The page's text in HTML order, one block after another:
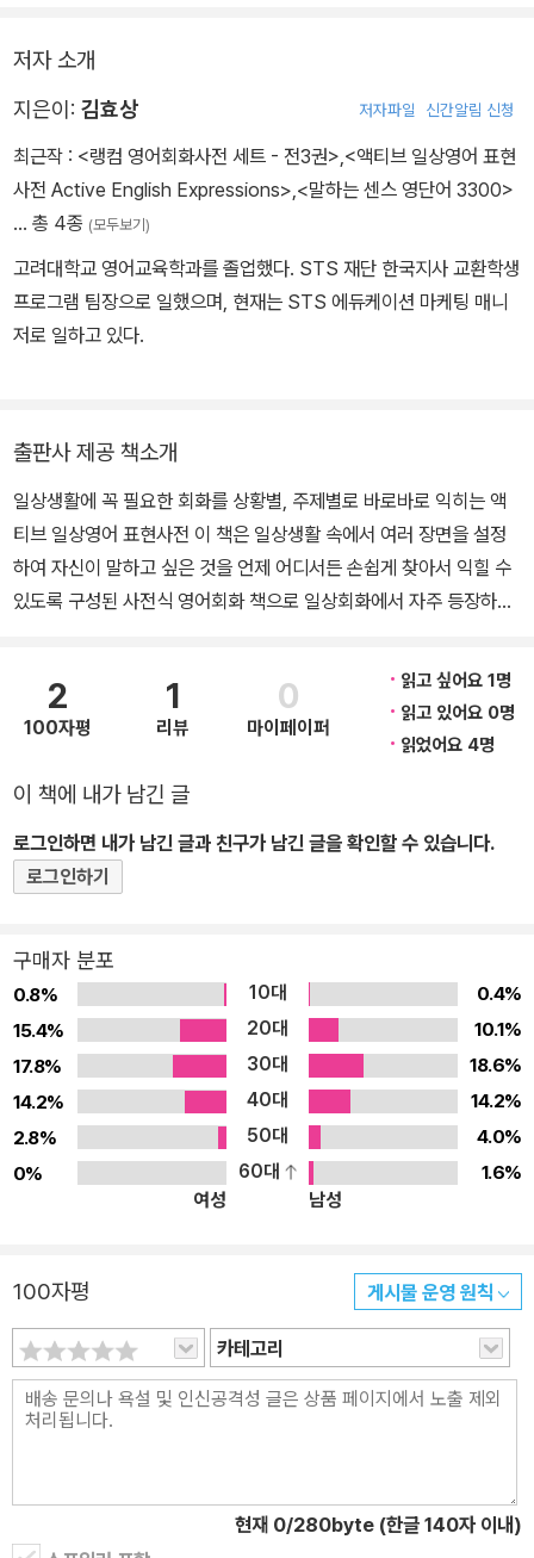
저자 소개
지은이: 김효상 저자파일 신간알림 신청
최근작 : <랭컴 영어회화사전 세트 - 전3권>,<액티브 일상영어 표현
사전 Active English Expressions>,<말하는 센스 영단어 3300>
… 총 4종 (모두보기)
고려대학교 영어교육학과를 졸업했다. STS 재단 한국지사 교환학생
프로그램 팀장으로 일했으며, 현재는 STS 에듀케이션 마케팅 매니
저로 일하고 있다.
출판사 제공 책소개
일상생활에 꼭 필요한 회화를 상황별, 주제별로 바로바로 익히는 액
티브 일상영어 표현사전 이 책은 일상생활 속에서 여러 장면을 설정
하여 자신이 말하고 싶은 것을 언제 어디서든 손쉽게 찾아서 익힐 수
있도록 구성된 사전식 영어회화 책으로 일상회화에서 자주 등장하고
록 구성하였습니다. 알고자 하는 항목을 찾아가면, 그에 해당하는 필
수적인 회화가 상황의 흐름에 따라 구성되어 있으므로 내용을 따라
읽어가는 것만으로 영어에 대한 감각이 자연스럽게 생겨날 수 있습니
니다. 일상생활 속에서 여러 장면을 설정하여 자신이 말하고 싶은 것
을 언제 어디서든 손쉽게 찾아서 익힐 수 있도록 구성된 사전식 영어
회화 책으로 일상회화에서 자주 등장하고 실제로 많이 쓰이는 일반적
인 표현을 상황별, 주제별로 익힐 수 있도록 하였습니다. 2. 누구나 쉽
충실하게 선별하여 수록하였고, 독자들이 상대방이나 상황의 자연스
런 흐름을 예상하면서 부드럽게 읽어나갈 수 있도록 구성하였습니다.
결국에는 영어로는 "이렇게 말하면 되겠구나!"하는 감각이 생겨나면
서 마음대로 활용할 수 있는 능력을 배양하는 데 중점을 두었습니다.
3. 사용 빈도가 높은 표현만을 엄선하였습니다. 외국인을 만났을 때
사용 빈도가 가장 높은 표현만을 엄선하여 그런 것들을 "영어로 어떻
게 말해야 하는가?"에 중점을 두었습니다. 4. 자신의 표현력을 기릅
니다. 일상적인 상황표현만을 암기하는 것만으로는 자신을 표현하는
때문에 외국인과 만나서 사귈 때 필요한 표현을 상세하게 수록하였습
니다. 예를 들면 "상대방에 대한 배려, 자신의 관심" 또는 "선호를 말
하는 요령", "성격의 특징" 등을 말할 때의 표현을 수록하였습니다. 5.
여러 가지 다양한 표현을 익힙니다. 상용표현에 구애되지 않고 자유
롭게 자신의 마음을 나타낼 수 있도록 여러 가지 다양한 표현을 수록
하였습니다. 예를 들면 취미를 묻는 표현으로 What are your hobb
do you do when you have free time? *What are you intere
2
100자평
1
리뷰
0
마이페이퍼
읽고 싶어요 1명
읽고 있어요 0명
읽었어요 4명
이 책에 내가 남긴 글
로그인하면 내가 남긴 글과 친구가 남긴 글을 확인할 수 있습니다.
로그인하기
구매자 분포
0.8% 10대
0.4%
15.4%
20대
10.1%
17.8%
30대
18.6%
14.2%
40대
14.2%
2.8%
50대
4.0%
0%
60대
1.6%
여성
남성
100자평 게시물 운영 원칙
카테고리
현재 0/280byte (한글 140자 이내)